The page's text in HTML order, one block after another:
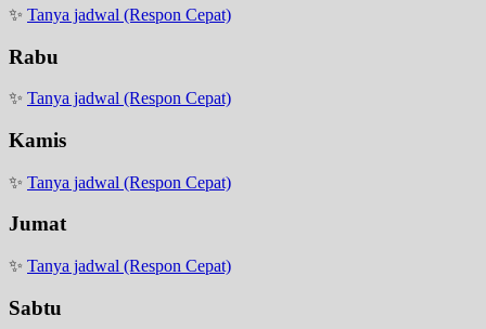
✨ Tanya jadwal (Respon Cepat)
Rabu
✨ Tanya jadwal (Respon Cepat)
Kamis
✨ Tanya jadwal (Respon Cepat)
Jumat
✨ Tanya jadwal (Respon Cepat)
Sabtu